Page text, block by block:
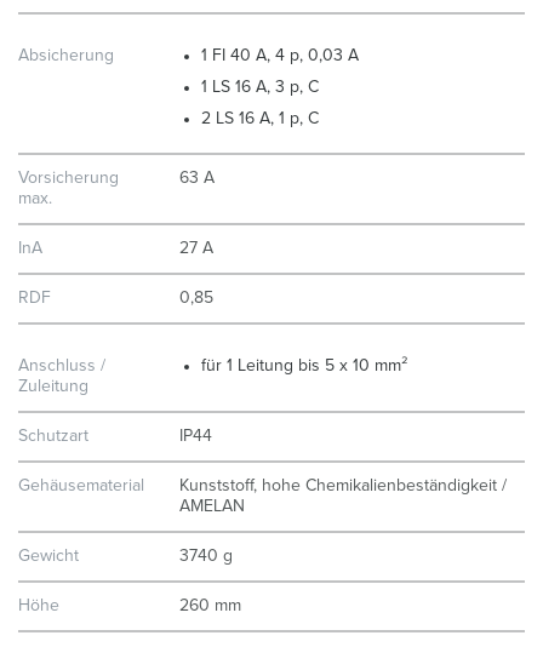
Absicherung
1 FI 40 A, 4 p, 0,03 A
1 LS 16 A, 3 p, C
2 LS 16 A, 1 p, C
Vorsicherung
max.
63 A
InA 27 A
RDF 0,85
Anschluss /
Zuleitung
für 1 Leitung bis 5 x 10 mm²
Schutzart IP44
Gehäusematerial
Kunststoff, hohe Chemikalienbeständigkeit /
AMELAN
Gewicht 3740 g
Höhe 260 mm